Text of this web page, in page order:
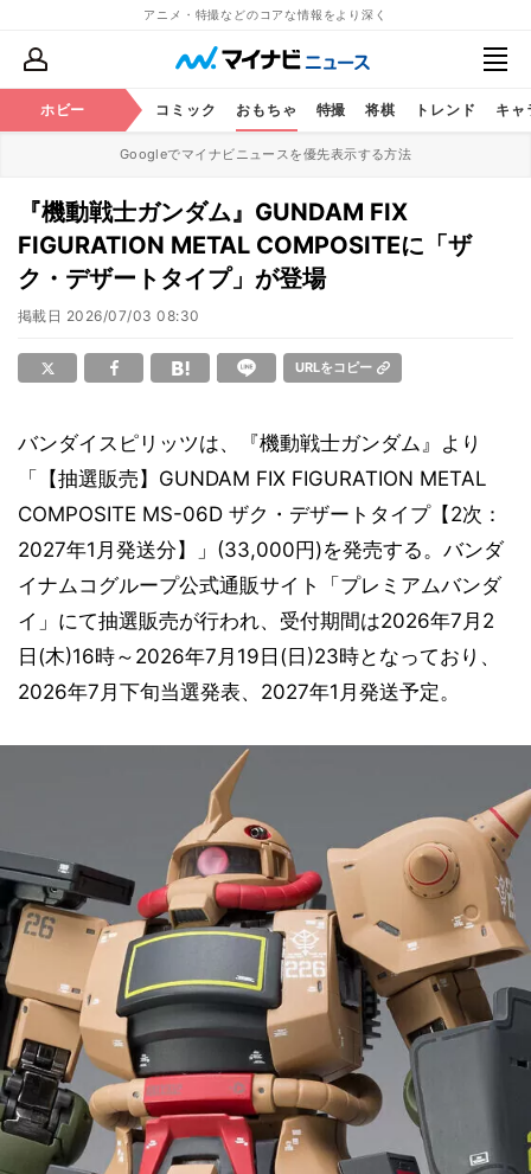
アニメ・特撮などのコアな情報をより深く
ホビー
アニメ コミック おもちゃ 特撮 将棋 トレンド キャ
Googleでマイナビニュースを優先表示する方法
『機動戦士ガンダム』GUNDAM FIX
FIGURATION METAL COMPOSITEに「ザ
ク・デザートタイプ」が登場
掲載日 2026/07/03 08:30
URLをコピー
バンダイスピリッツは、『機動戦士ガンダム』より
「【抽選販売】GUNDAM FIX FIGURATION METAL
COMPOSITE MS-06D ザク・デザートタイプ【2次：
2027年1月発送分】」(33,000円)を発売する。バンダ
イナムコグループ公式通販サイト「プレミアムバンダ
イ」にて抽選販売が行われ、受付期間は2026年7月2
日(木)16時～2026年7月19日(日)23時となっており、
2026年7月下旬当選発表、2027年1月発送予定。